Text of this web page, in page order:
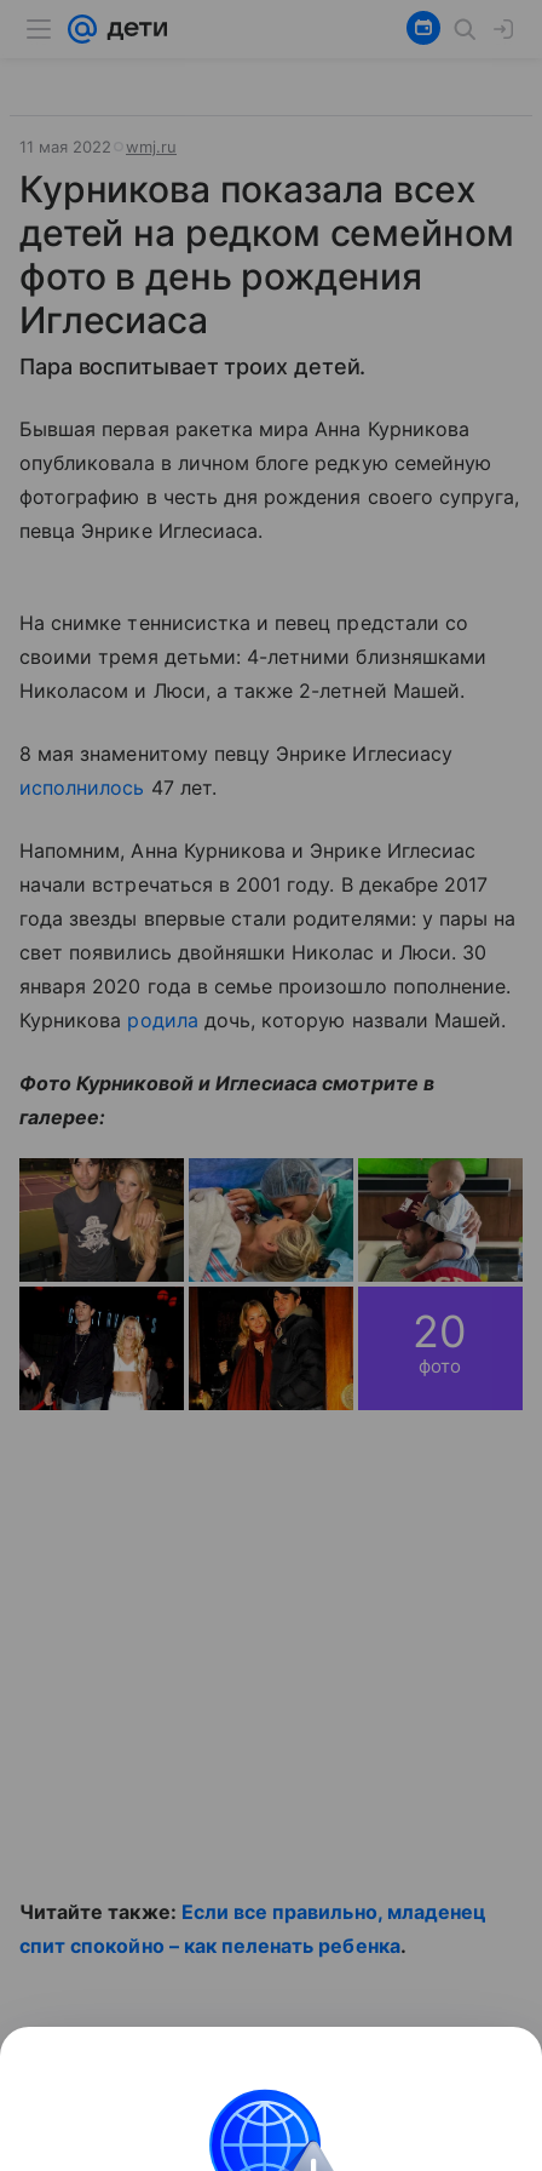
11 мая 2022 wmj.ru
Курникова показала всех
детей на редком семейном
фото в день рождения
Иглесиаса
Пара воспитывает троих детей.
Бывшая первая ракетка мира Анна Курникова
опубликовала в личном блоге редкую семейную
фотографию в честь дня рождения своего супруга,
певца Энрике Иглесиаса.
На снимке теннисистка и певец предстали со
своими тремя детьми: 4-летними близняшками
Николасом и Люси, а также 2-летней Машей.
8 мая знаменитому певцу Энрике Иглесиасу
исполнилось 47 лет.
Напомним, Анна Курникова и Энрике Иглесиас
начали встречаться в 2001 году. В декабре 2017
года звезды впервые стали родителями: у пары на
свет появились двойняшки Николас и Люси. 30
января 2020 года в семье произошло пополнение.
Курникова родила дочь, которую назвали Машей.
Фото Курниковой и Иглесиаса смотрите в
галерее:
20
фото
Читайте также: Если все правильно, младенец
спит спокойно – как пеленать ребенка.
Не пропустите ролик:
Контент недоступен